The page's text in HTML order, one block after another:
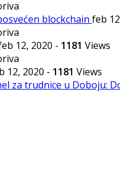
blockchain feb
12, 2020 - 1181 Views
12, 2020 - 1181 Views
za trudnice u Doboju: